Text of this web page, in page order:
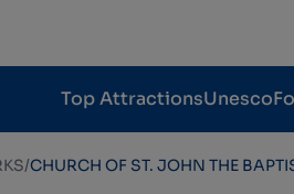
Top AttractionsUnesco
/CHURCH OF ST. JOHN THE